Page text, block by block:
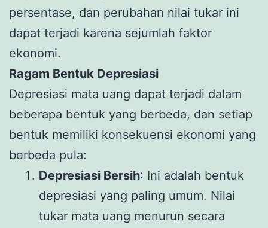
persentase, dan perubahan nilai tukar ini
dapat terjadi karena sejumlah faktor
ekonomi.
Ragam Bentuk Depresiasi
Depresiasi mata uang dapat terjadi dalam
beberapa bentuk yang berbeda, dan setiap
bentuk memiliki konsekuensi ekonomi yang
berbeda pula:
Depresiasi Bersih: Ini adalah bentuk
depresiasi yang paling umum. Nilai
tukar mata uang menurun secara